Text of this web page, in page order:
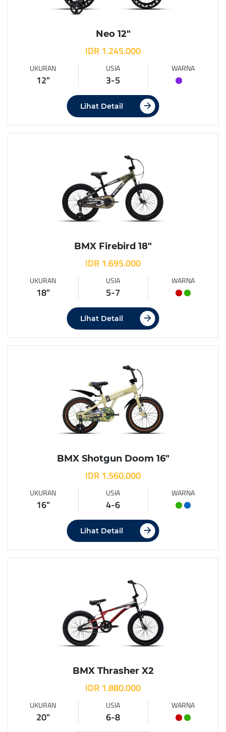
Neo 12″
IDR 1.245.000
UKURAN
12"
USIA
3-5
WARNA
Lihat Detail
BMX Firebird 18″
IDR 1.695.000
UKURAN
18"
USIA
5-7
WARNA
Lihat Detail
BMX Shotgun Doom 16″
IDR 1.560.000
UKURAN
16"
USIA
4-6
WARNA
Lihat Detail
BMX Thrasher X2
IDR 1.880.000
UKURAN
20"
USIA
6-8
WARNA